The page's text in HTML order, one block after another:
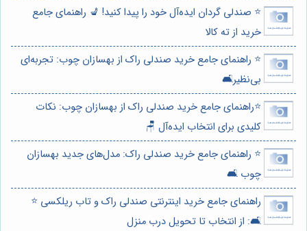
⭐️ صندلی گردان ایده‌آل خود را پیدا کنید! 💺 راهنمای جامع
خرید از ته کالا
⭐️ راهنمای جامع خرید صندلی راک از بهسازان چوب: تجربه‌ای
بی‌نظیر🛋️
⭐️راهنمای جامع خرید صندلی راک از بهسازان چوب: نکات
کلیدی برای انتخاب ایده‌آل 🪑
⭐️ راهنمای جامع خرید صندلی راک: مدل‌های جدید بهسازان
چوب 🛋️
راهنمای جامع خرید اینترنتی صندلی راک و تاب ریلکسی ⭐️
🛋️: از انتخاب تا تحویل درب منزل